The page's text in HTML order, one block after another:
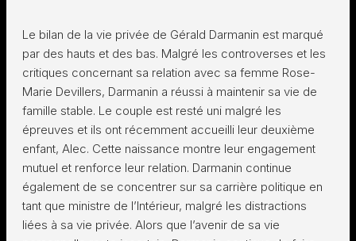
Le bilan de la vie privée de Gérald Darmanin est marqué
par des hauts et des bas. Malgré les controverses et les
critiques concernant sa relation avec sa femme Rose-
Marie Devillers, Darmanin a réussi à maintenir sa vie de
famille stable. Le couple est resté uni malgré les
épreuves et ils ont récemment accueilli leur deuxième
enfant, Alec. Cette naissance montre leur engagement
mutuel et renforce leur relation. Darmanin continue
également de se concentrer sur sa carrière politique en
tant que ministre de l’Intérieur, malgré les distractions
liées à sa vie privée. Alors que l’avenir de sa vie